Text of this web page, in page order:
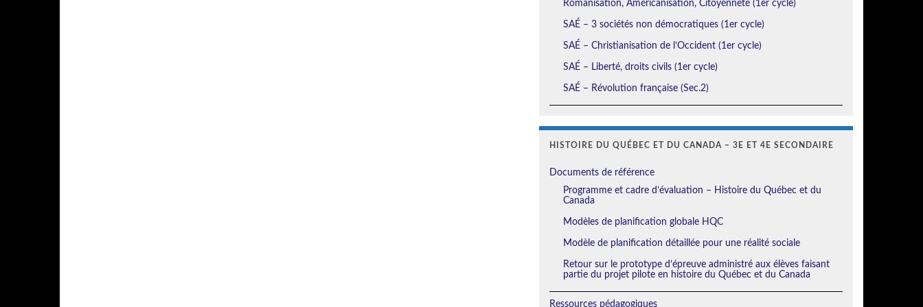
Romanisation, Américanisation, Citoyenneté (1er cycle)
SAÉ – 3 sociétés non démocratiques (1er cycle)
SAÉ – Christianisation de l’Occident (1er cycle)
SAÉ – Liberté, droits civils (1er cycle)
SAÉ – Révolution française (Sec.2)
HISTOIRE DU QUÉBEC ET DU CANADA – 3E ET 4E SECONDAIRE
Documents de référence
Programme et cadre d’évaluation – Histoire du Québec et du
Canada
Modèles de planification globale HQC
Modèle de planification détaillée pour une réalité sociale
Retour sur le prototype d’épreuve administré aux élèves faisant
partie du projet pilote en histoire du Québec et du Canada
Ressources pédagogiques